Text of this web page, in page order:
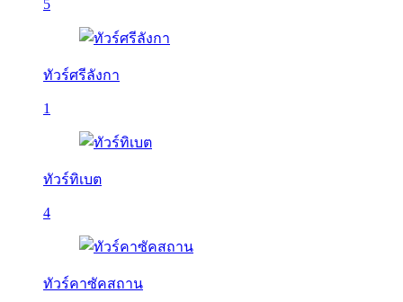
5
ทัวร์ศรีลังกา
1
ทัวร์ทิเบต
4
ทัวร์คาซัคสถาน